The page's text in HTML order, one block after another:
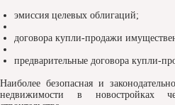
эмиссия целевых облигаций;
договора купли-продажи
предварительные договора купли-
Наиболее безопасная и
недвижимости в новостройках